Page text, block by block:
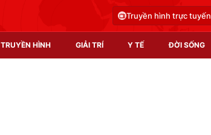
Truyền hình trực tuyến
TRUYỀN HÌNH GIẢI TRÍ Y TẾ ĐỜI SỐNG